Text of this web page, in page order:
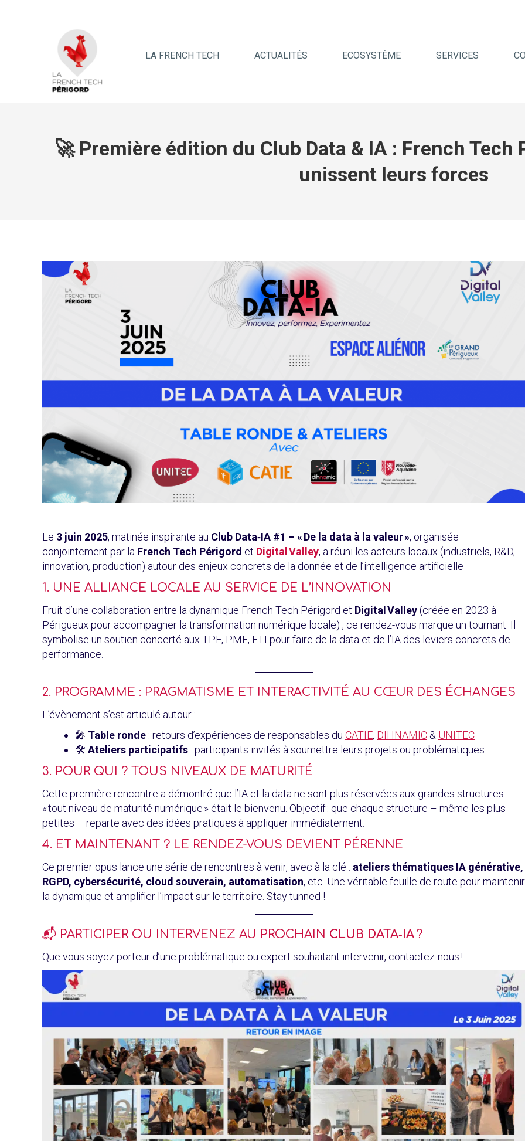
LA FRENCH TECH ACTUALITÉS ECOSYSTÈME SERVICES
🚀 Première édition du Club Data & IA : French Tech
unissent leurs forces
Le 3 juin 2025, matinée inspirante au Club Data‑IA #1 – « De la data à la valeur », organisée
conjointement par la French Tech Périgord et Digital Valley, a réuni les acteurs locaux (industriels, R&D,
innovation, production) autour des enjeux concrets de la donnée et de l’intelligence artificielle
1. UNE ALLIANCE LOCALE AU SERVICE DE L’INNOVATION
Fruit d’une collaboration entre la dynamique French Tech Périgord et Digital Valley(créée en 2023 à
Périgueux pour accompagner la transformation numérique locale) , ce rendez-vous marque un tournant. Il
symbolise un soutien concerté aux TPE, PME, ETI pour faire de la data et de l’IA des leviers concrets de
performance.
2. PROGRAMME : PRAGMATISME ET INTERACTIVITÉ AU CŒUR DES ÉCHANGES
L’évènement s’est articulé autour :
🎤 Table ronde : retours d’expériences de responsables du CATIE, DIHNAMIC & UNITEC
🛠️ Ateliers participatifs : participants invités à soumettre leurs projets ou problématiques
3. POUR QUI ? TOUS NIVEAUX DE MATURITÉ
Cette première rencontre a démontré que l’IA et la data ne sont plus réservées aux grandes structures :
« tout niveau de maturité numérique » était le bienvenu. Objectif : que chaque structure – même les plus
petites – reparte avec des idées pratiques à appliquer immédiatement.
4. ET MAINTENANT ? LE RENDEZ-VOUS DEVIENT PÉRENNE
Ce premier opus lance une série de rencontres à venir, avec à la clé : ateliers thématiques IA générative,
RGPD, cybersécurité, cloud souverain, automatisation, etc. Une véritable feuille de route pour maintenir
la dynamique et amplifier l’impact sur le territoire. Stay tunned !
📬 PARTICIPER OU INTERVENEZ AU PROCHAIN CLUB DATA‑IA?
Que vous soyez porteur d’une problématique ou expert souhaitant intervenir, contactez-nous !